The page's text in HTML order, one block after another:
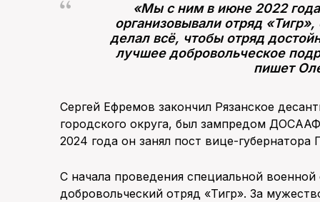
«Мы с ним в июне 2022
организовывали отряд
делал всё, чтобы отряд
лучшее добровольческое
пишет
Сергей Ефремов закончил Рязанское
городского округа, был зампредом
2024 года он занял пост вице-губернатора
С начала проведения специальной
добровольческий отряд «Тигр». За